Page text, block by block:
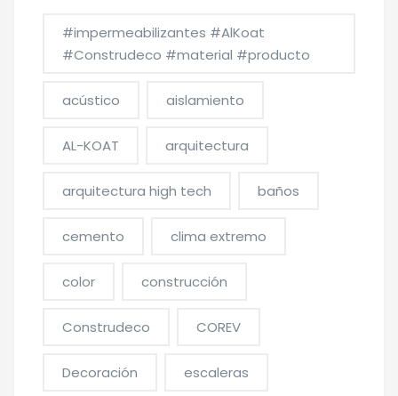
#impermeabilizantes #AlKoat
#Construdeco #material #producto
acústico aislamiento
AL-KOAT arquitectura
arquitectura high tech baños
cemento clima extremo
color construcción
Construdeco COREV
Decoración escaleras